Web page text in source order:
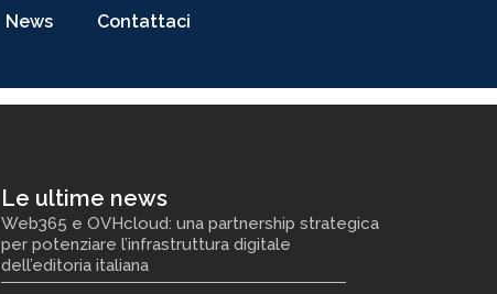
News Contattaci
Le ultime news
Web365 e OVHcloud: una partnership strategica
per potenziare l’infrastruttura digitale
dell’editoria italiana